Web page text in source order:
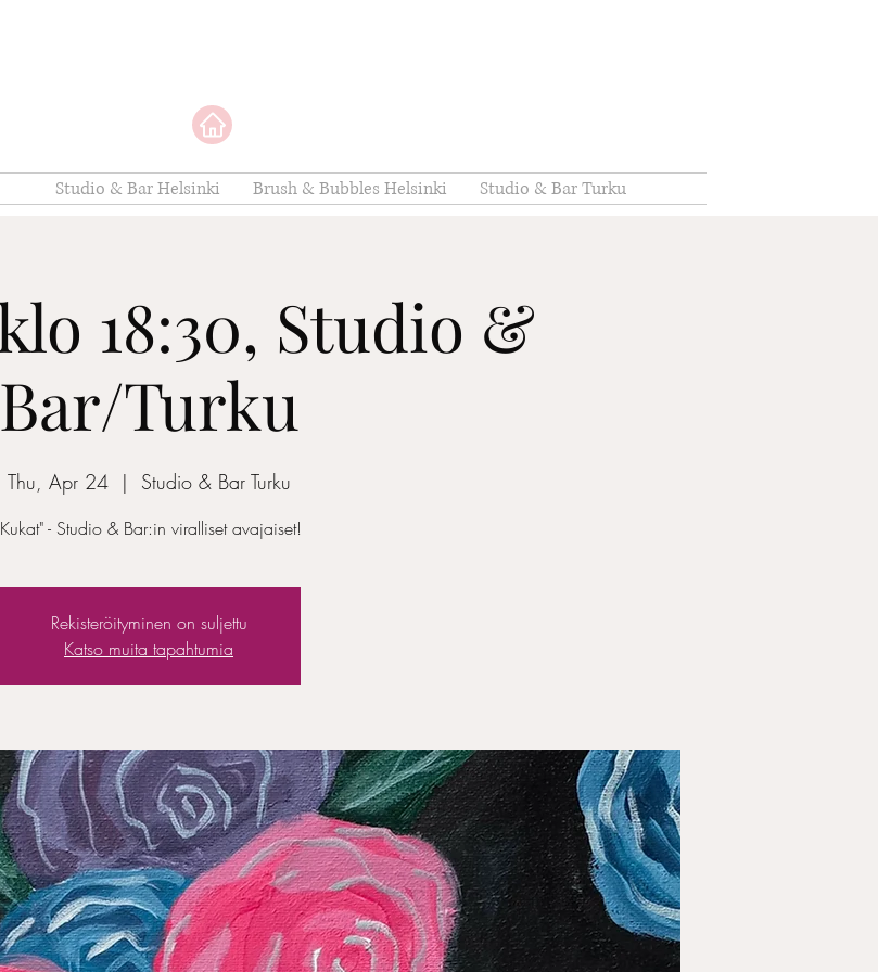
Studio & Bar Helsinki Brush & Bubbles Helsinki Studio & Bar Turku
18:30, Studio &
Bar/Turku
Thu, Apr 24
  |
Studio & Bar Turku
- Studio & Bar:in viralliset avajaiset!
Rekisteröityminen on suljettu
Katso muita tapahtumia